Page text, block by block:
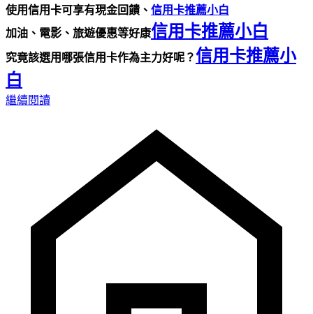
使用信用卡可享有現金回饋、 信用卡推薦小白
加油、電影、旅遊優惠等好康信用卡推薦小白
究竟該選用哪張信用卡作為主力好呢？信用卡推薦小
白
繼續閱讀